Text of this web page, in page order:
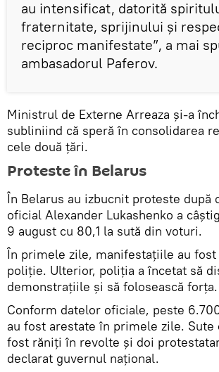
au intensificat, datorită
fraternitate, sprijinului și
reciproc manifestate”, a mai
ambasadorul Paferov.
Ministrul de Externe Arreaza și-a
subliniind că speră în consolidarea
cele două țări.
Proteste în Belarus
În Belarus au izbucnit proteste după
oficial Alexander Lukashenko a
9 august cu 80,1 la sută din voturi.
În primele zile, manifestațiile au
poliție. Ulterior, poliția a încetat să
demonstrațiile și să folosească forța.
Conform datelor oficiale, peste
au fost arestate în primele zile. Sute
fost răniți în revolte și doi
declarat guvernul național.